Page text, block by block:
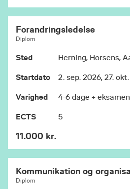
Forandringsledelse
Diplom
Sted Herning, Horsens,
Startdato 2. sep. 2026, 27.
Varighed 4-6 dage + eksamen
ECTS 5
11.000 kr.
Kommunikation og
Diplom